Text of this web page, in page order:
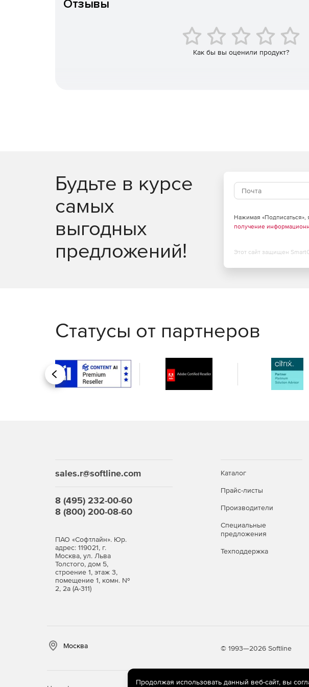
Отзывы
Как бы вы оценили продукт?
Будьте в курсе
самых
выгодных
предложений!
Нажимая «Подписаться»,
получение
Этот сайт защищен
Статусы от партнеров
Назад
sales.r@softline.com
8 (495) 232-00-60
8 (800) 200-08-60
ПАО «Софтлайн». Юр.
адрес: 119021, г.
Москва, ул. Льва
Толстого, дом 5,
строение 1, этаж 3,
помещение 1, комн. №
2, 2а (А-311)
Каталог
Прайс-листы
Производители
Специальные
предложения
Техподдержка
Москва © 1993—2026 Softline
Продолжая использовать данный веб-сайт, вы